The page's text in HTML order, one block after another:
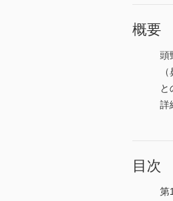
概要
頭
と
詳
目次
第